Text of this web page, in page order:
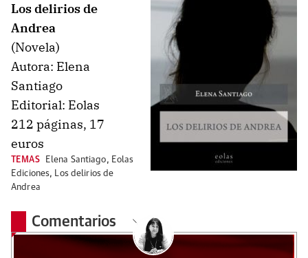
Los delirios de
Andrea
(Novela)
Autora: Elena
Santiago
Editorial: Eolas
212 páginas, 17
euros
TEMAS Elena Santiago, Eolas
Ediciones, Los delirios de
Andrea
Comentarios